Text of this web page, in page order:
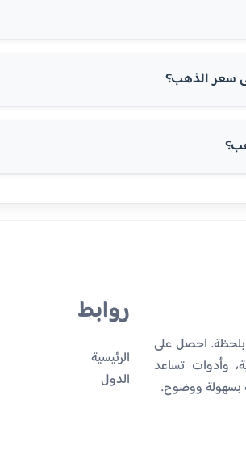
سعر الذهب؟
بلحظة. احصل على
وأدوات تساعد
بسهولة ووضوح.
روابط
الرئيسية
الدول